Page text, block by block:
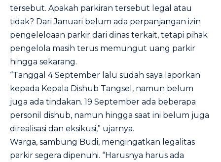
tersebut. Apakah parkiran tersebut legal atau
tidak? Dari Januari belum ada perpanjangan izin
pengeleloaan parkir dari dinas terkait, tetapi pihak
pengelola masih terus memungut uang parkir
hingga sekarang.
“Tanggal 4 September lalu sudah saya laporkan
kepada Kepala Dishub Tangsel, namun belum
juga ada tindakan. 19 September ada beberapa
personil dishub, namun hingga saat ini belum juga
direalisasi dan eksikusi,” ujarnya.
Warga, sambung Budi, mengingatkan legalitas
parkir segera dipenuhi. “Harusnya harus ada